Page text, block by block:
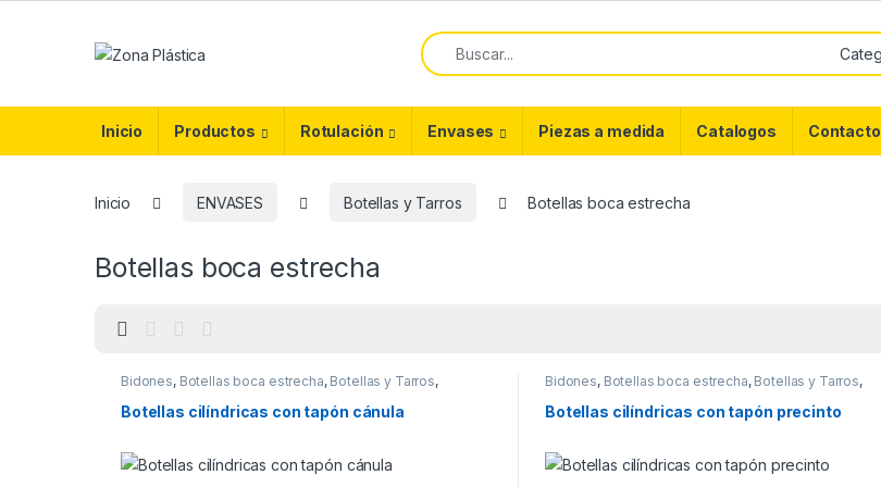
Search for:
Inicio Productos Rotulación Envases Piezas a medida Catalogos Contacto
Inicio ENVASES Botellas y Tarros Botellas boca estrecha
Botellas boca estrecha
Bidones, Botellas boca estrecha, Botellas y Tarros,
Botellas cilíndricas con tapón cánula
Bidones, Botellas boca estrecha, Botellas y Tarros,
Botellas cilíndricas con tapón precinto